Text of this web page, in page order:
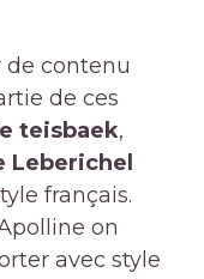
de contenu
de ces
teisbaek,
Leberichel
français.
on
avec style